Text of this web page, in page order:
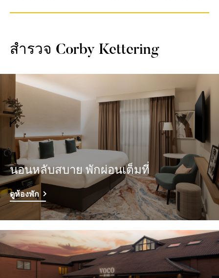
สำรวจ Corby Kettering
นอนหลับสบาย พักผ่อนเต็มที่
ดูห้องพัก